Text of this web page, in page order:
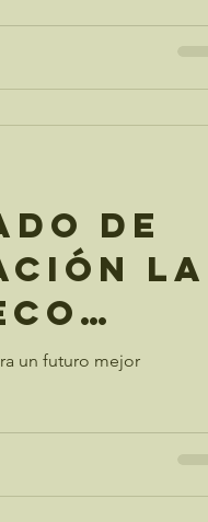
de
La
un futuro mejor